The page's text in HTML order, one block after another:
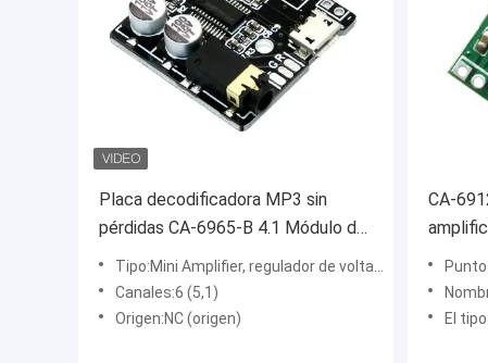
Placa decodificadora MP3 sin
pérdidas CA-6965-B 4.1 Módulo de
audio Bluetooth Sistema receptor
inalámbrico
Tipo:Mini Amplifier, regulador de voltaje
Canales:6 (5,1)
Origen:NC (origen)
CA-
del
El